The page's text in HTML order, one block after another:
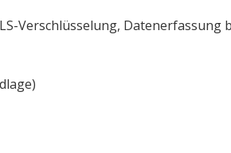
Verschlüsselung, Datenerfassung